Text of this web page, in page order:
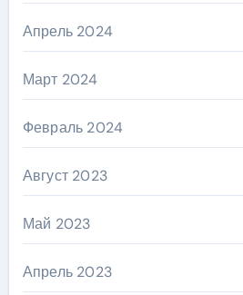
Апрель 2024
Март 2024
Февраль 2024
Август 2023
Май 2023
Апрель 2023